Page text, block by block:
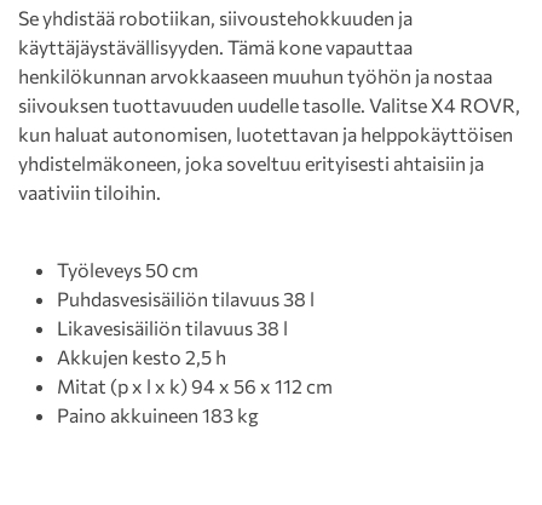
Se yhdistää robotiikan, siivoustehokkuuden ja
käyttäjäystävällisyyden. Tämä kone vapauttaa
henkilökunnan arvokkaaseen muuhun työhön ja nostaa
siivouksen tuottavuuden uudelle tasolle. Valitse X4 ROVR,
kun haluat autonomisen, luotettavan ja helppokäyttöisen
yhdistelmäkoneen, joka soveltuu erityisesti ahtaisiin ja
vaativiin tiloihin.
Työleveys 50 cm
Puhdasvesisäiliön tilavuus 38 l
Likavesisäiliön tilavuus 38 l
Akkujen kesto 2,5 h
Mitat (p x l x k) 94 x 56 x 112 cm
Paino akkuineen 183 kg